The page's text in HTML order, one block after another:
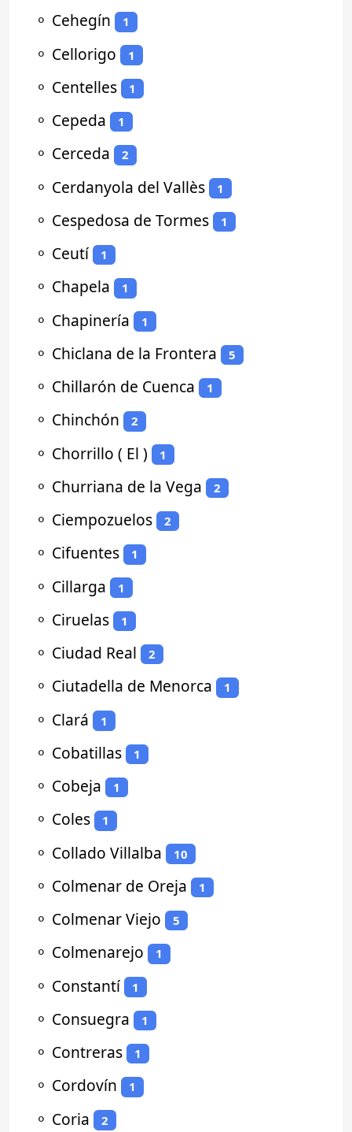
⚬ Cehegín 1
⚬ Cellorigo 1
⚬ Centelles 1
⚬ Cepeda 1
⚬ Cerceda 2
⚬ Cerdanyola del Vallès 1
⚬ Cespedosa de Tormes 1
⚬ Ceutí 1
⚬ Chapela 1
⚬ Chapinería 1
⚬ Chiclana de la Frontera 5
⚬ Chillarón de Cuenca 1
⚬ Chinchón 2
⚬ Chorrillo ( El ) 1
⚬ Churriana de la Vega 2
⚬ Ciempozuelos 2
⚬ Cifuentes 1
⚬ Cillarga 1
⚬ Ciruelas 1
⚬ Ciudad Real 2
⚬ Ciutadella de Menorca 1
⚬ Clará 1
⚬ Cobatillas 1
⚬ Cobeja 1
⚬ Coles 1
⚬ Collado Villalba 10
⚬ Colmenar de Oreja 1
⚬ Colmenar Viejo 5
⚬ Colmenarejo 1
⚬ Constantí 1
⚬ Consuegra 1
⚬ Contreras 1
⚬ Cordovín 1
⚬ Coria 2